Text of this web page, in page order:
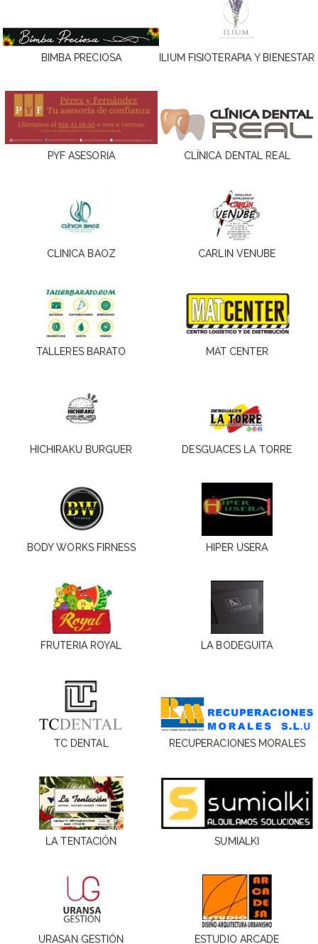
BIMBA PRECIOSA ILIUM FISIOTERAPIA Y BIENESTAR
PYF ASESORIA CLÍNICA DENTAL REAL
CLINICA BAOZ CARLIN VENUBE
TALLERES BARATO MAT CENTER
HICHIRAKU BURGUER DESGUACES LA TORRE
BODY WORKS FIRNESS HIPER USERA
FRUTERIA ROYAL LA BODEGUITA
TC DENTAL RECUPERACIONES MORALES
LA TENTACIÓN SUMIALKI
URASAN GESTIÓN ESTUDIO ARCADE